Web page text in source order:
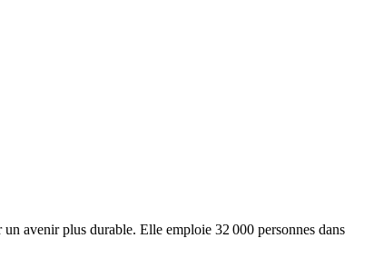
avenir plus durable. Elle emploie 32 000 personnes dans